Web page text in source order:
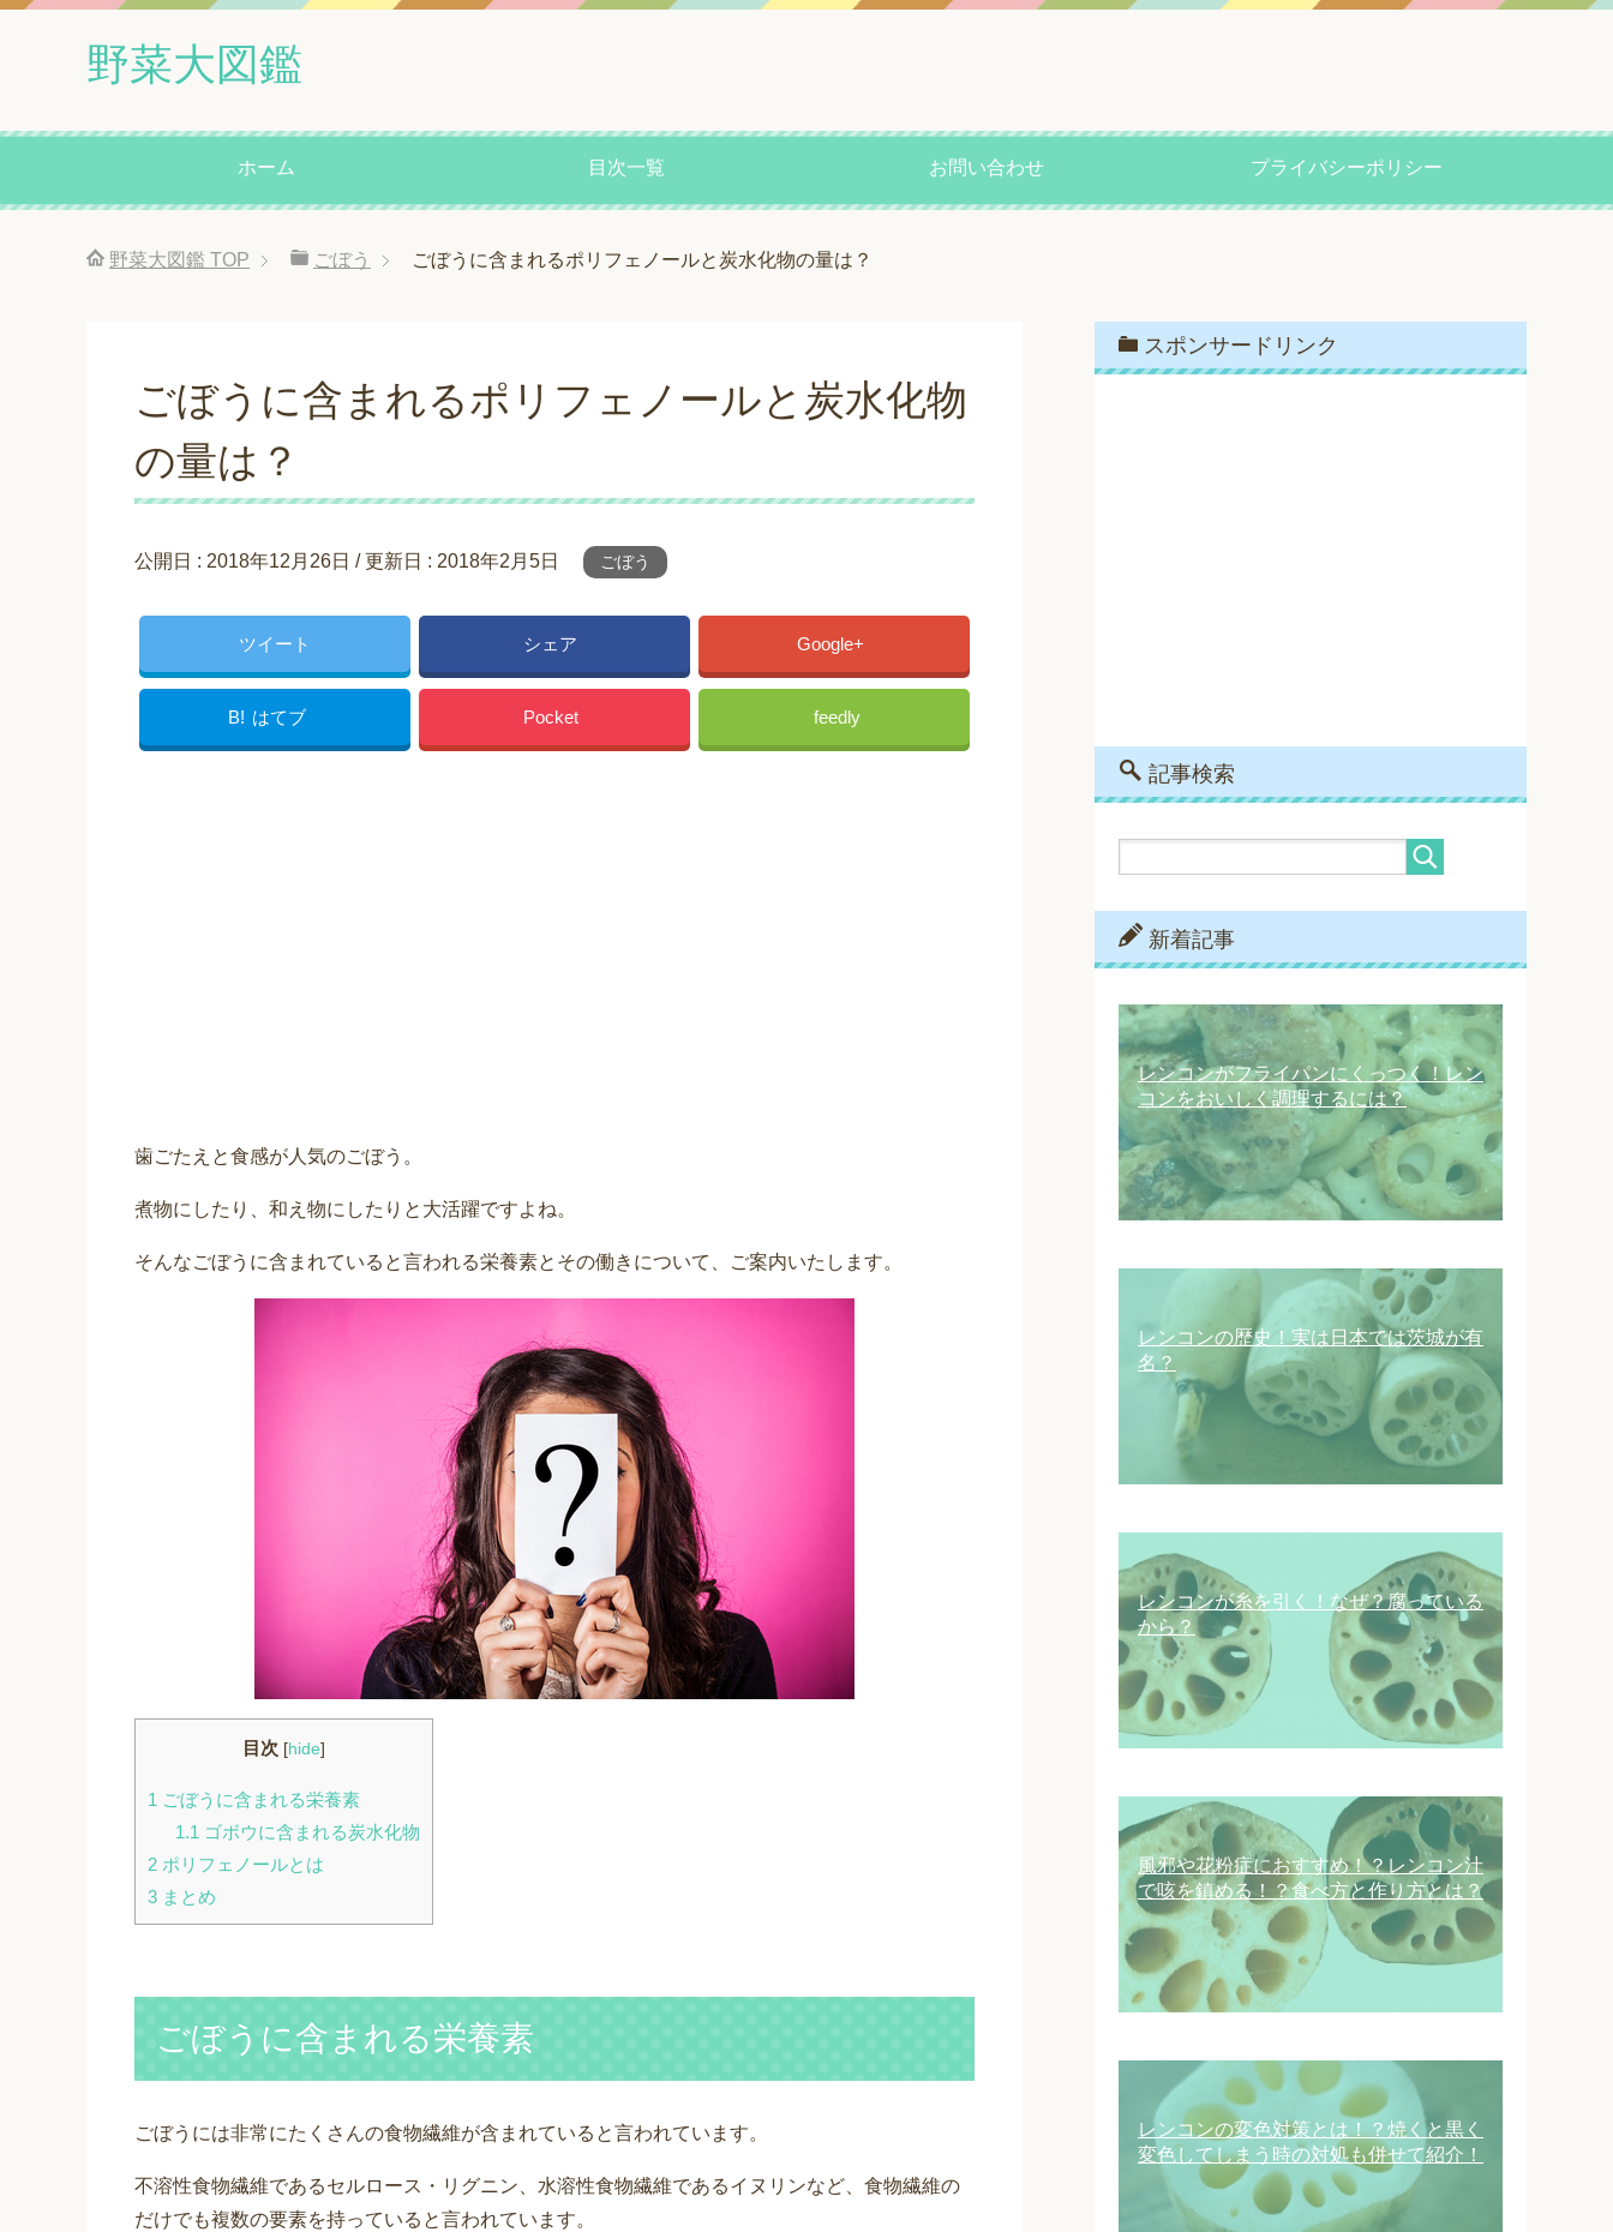
野菜大図鑑
ホーム 目次一覧 お問い合わせ プライバシーポリシー
野菜大図鑑 TOP ごぼう ごぼうに含まれるポリフェノールと炭水化物の量は？
ごぼうに含まれるポリフェノールと炭水化物
の量は？
公開日 : 2018年12月26日 / 更新日 : 2018年2月5日 ごぼう
ツイート シェア Google+
B! はてブ Pocket feedly
歯ごたえと食感が人気のごぼう。
煮物にしたり、和え物にしたりと大活躍ですよね。
そんなごぼうに含まれていると言われる栄養素とその働きについて、ご案内いたします。
目次 [hide]
1 ごぼうに含まれる栄養素
1.1 ゴボウに含まれる炭水化物
2 ポリフェノールとは
3 まとめ
ごぼうに含まれる栄養素
ごぼうには非常にたくさんの食物繊維が含まれていると言われています。
不溶性食物繊維であるセルロース・リグニン、水溶性食物繊維であるイヌリンなど、食物繊維の
だけでも複数の要素を持っていると言われています。
スポンサードリンク
記事検索
新着記事
レンコンがフライパンにくっつく！レン
コンをおいしく調理するには？
レンコンの歴史！実は日本では茨城が有
名？
レンコンが糸を引く！なぜ？腐っている
から？
風邪や花粉症におすすめ！？レンコン汁
で咳を鎮める！？食べ方と作り方とは？
レンコンの変色対策とは！？焼くと黒く
変色してしまう時の対処も併せて紹介！